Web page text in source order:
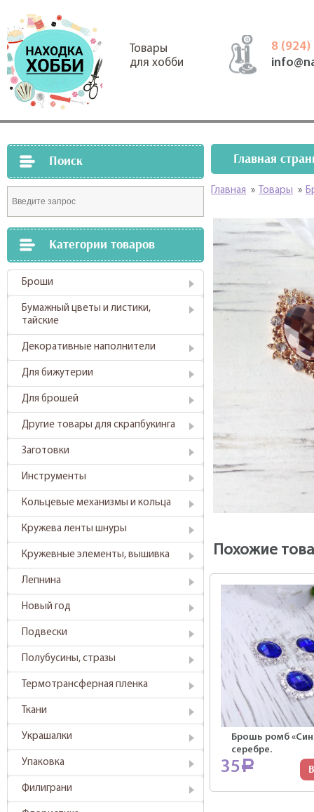
Товары
для хобби
8 (924)
Поиск
Категории товаров
Броши
Бумажный цветы и листики,
тайские
Декоративные наполнители
Для бижутерии
Для брошей
Другие товары для скрапбукинга
Заготовки
Инструменты
Кольцевые механизмы и кольца
Кружева ленты шнуры
Кружевные элементы, вышивка
Лепнина
Новый год
Подвески
Полубусины, стразы
Термотрансферная пленка
Ткани
Украшалки
Упаковка
Филиграни
Главная
Главная » Товары »
Похожие
Брошь ромб
серебре.
35Р